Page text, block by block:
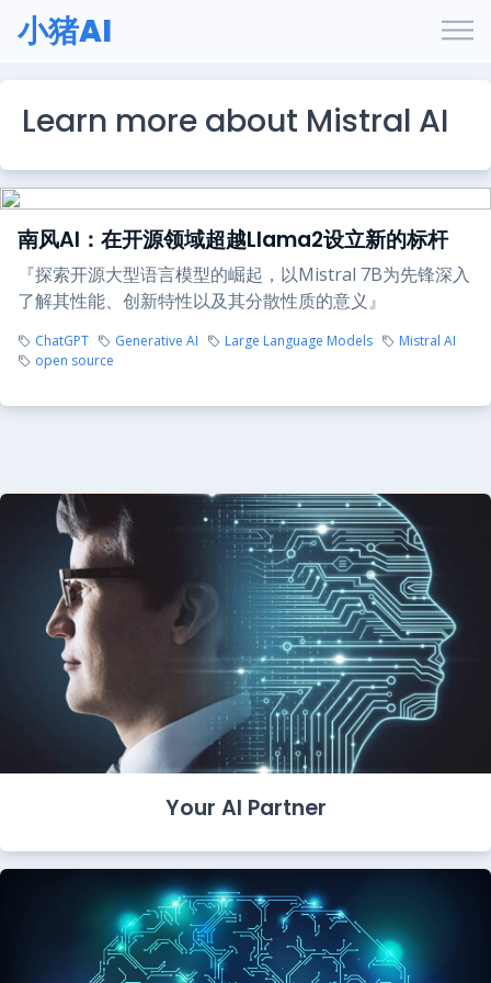
小猪AI
Learn more about Mistral AI
南风AI：在开源领域超越Llama2设立新的标杆
『探索开源大型语言模型的崛起，以Mistral 7B为先锋深入
了解其性能、创新特性以及其分散性质的意义』
ChatGPT Generative AI Large Language Models
Mistral AI
open source
Your AI Partner